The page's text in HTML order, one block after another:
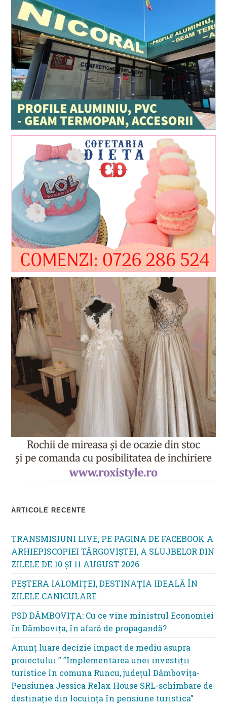
ARTICOLE RECENTE
TRANSMISIUNI LIVE, PE PAGINA DE FACEBOOK A
ARHIEPISCOPIEI TÂRGOVIȘTEI, A SLUJBELOR DIN
ZILELE DE 10 ȘI 11 AUGUST 2026
PEȘTERA IALOMIȚEI, DESTINAȚIA IDEALĂ ÎN
ZILELE CANICULARE
PSD DÂMBOVIȚA: Cu ce vine ministrul Economiei
în Dâmbovița, în afară de propagandă?
Anunț luare decizie impact de mediu asupra
proiectului ” ”Implementarea unei investiții
turistice în comuna Runcu, județul Dâmbovița-
Pensiunea Jessica Relax House SRL-schimbare de
destinație din locuința în pensiune turistica”